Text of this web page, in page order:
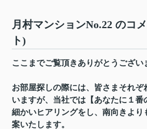
月村マンションNo.22 のコ
ト)
ここまでご覧頂きありがとうござい
お部屋探しの際には、皆さまそれ
いますが、当社では【あなたに１
細かいヒアリングをし、南向きよ
案いたします。